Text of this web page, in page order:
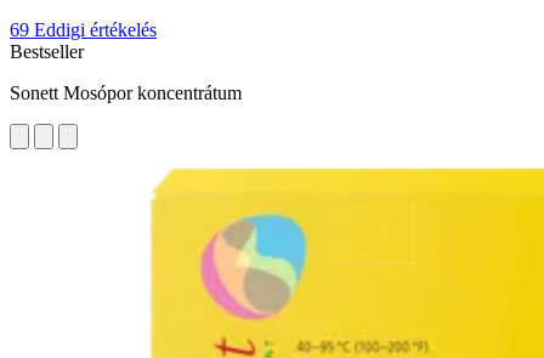
69 Eddigi értékelés
Bestseller
Sonett Mosópor koncentrátum